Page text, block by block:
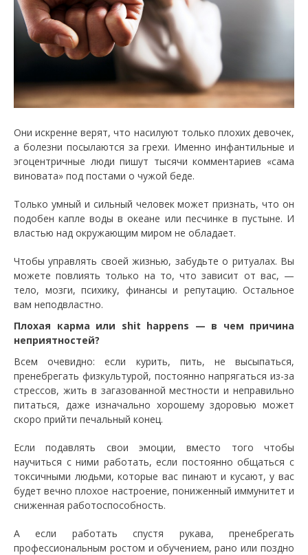
Они искренне верят, что насилуют только плохих девочек,
а болезни посылаются за грехи. Именно инфантильные и
эгоцентричные люди пишут тысячи комментариев «сама
виновата» под постами о чужой беде.
Только умный и сильный человек может признать, что он
подобен капле воды в океане или песчинке в пустыне. И
властью над окружающим миром не обладает.
Чтобы управлять своей жизнью, забудьте о ритуалах. Вы
можете повлиять только на то, что зависит от вас, —
тело, мозги, психику, финансы и репутацию. Остальное
вам неподвластно.
Плохая карма или shit happens — в чем причина
неприятностей?
Всем очевидно: если курить, пить, не высыпаться,
пренебрегать физкультурой, постоянно напрягаться из-за
стрессов, жить в загазованной местности и неправильно
питаться, даже изначально хорошему здоровью может
скоро прийти печальный конец.
Если подавлять свои эмоции, вместо того чтобы
научиться с ними работать, если постоянно общаться с
токсичными людьми, которые вас пинают и кусают, у вас
будет вечно плохое настроение, пониженный иммунитет и
сниженная работоспособность.
А если работать спустя рукава, пренебрегать
профессиональным ростом и обучением, рано или поздно